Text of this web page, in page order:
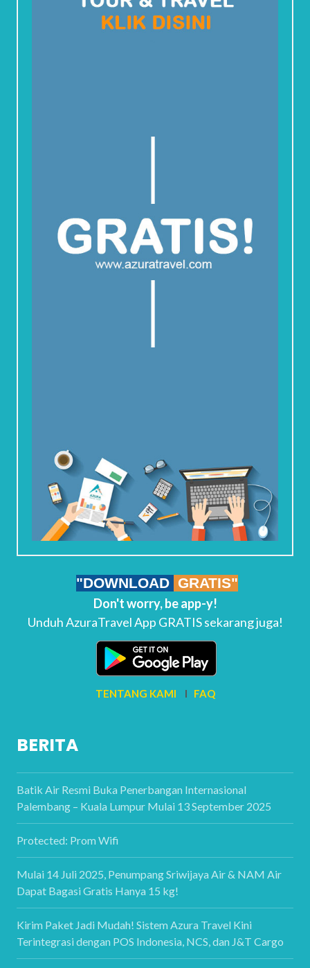
"DOWNLOAD GRATIS"
Don't worry, be app-y!
Unduh AzuraTravel App GRATIS sekarang juga!
TENTANG KAMI I FAQ
BERITA
Batik Air Resmi Buka Penerbangan Internasional
Palembang – Kuala Lumpur Mulai 13 September 2025
Protected: Prom Wifi
Mulai 14 Juli 2025, Penumpang Sriwijaya Air & NAM Air
Dapat Bagasi Gratis Hanya 15 kg!
Kirim Paket Jadi Mudah! Sistem Azura Travel Kini
Terintegrasi dengan POS Indonesia, NCS, dan J&T Cargo